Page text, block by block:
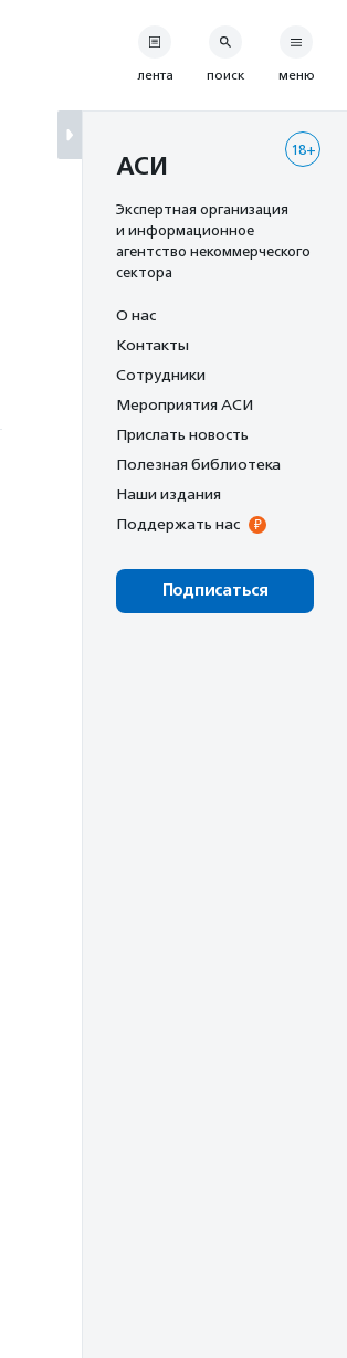
лента поиск меню
18+
АСИ
Экспертная организация
и информационное
агентство некоммерческого
сектора
О нас
Контакты
Сотрудники
Мероприятия АСИ
Прислать новость
Полезная библиотека
Наши издания
Поддержать нас
Подписаться